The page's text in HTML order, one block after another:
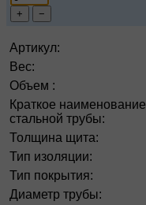
+ −
Артикул:
Вес:
Объем :
Краткое наименование
стальной трубы:
Толщина щита:
Тип изоляции:
Тип покрытия:
Диаметр трубы: